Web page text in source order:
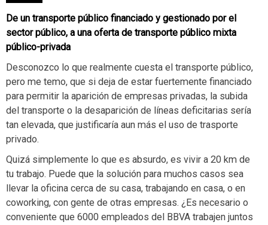
De un transporte público financiado y gestionado por el
sector público, a una oferta de transporte público mixta
público-privada
Desconozco lo que realmente cuesta el transporte público,
pero me temo, que si deja de estar fuertemente financiado
para permitir la aparición de empresas privadas, la subida
del transporte o la desaparición de líneas deficitarias sería
tan elevada, que justificaría aun más el uso de trasporte
privado.
Quizá simplemente lo que es absurdo, es vivir a 20 km de
tu trabajo. Puede que la solución para muchos casos sea
llevar la oficina cerca de su casa, trabajando en casa, o en
coworking, con gente de otras empresas. ¿Es necesario o
conveniente que 6000 empleados del BBVA trabajen juntos